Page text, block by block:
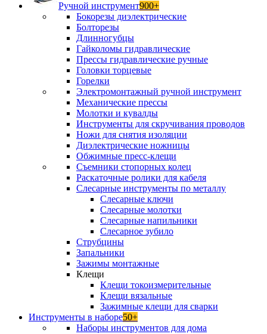
Ручной инструмент900+
Бокорезы диэлектрические
Болторезы
Длинногубцы
Гайколомы гидравлические
Прессы гидравлические ручные
Головки торцевые
Горелки
Электромонтажный ручной инструмент
Механические прессы
Молотки и кувалды
Инструменты для скручивания проводов
Ножи для снятия изоляции
Диэлектрические ножницы
Обжимные пресс-клещи
Съемники стопорных колец
Раскаточные ролики для кабеля
Слесарные инструменты по металлу
Слесарные ключи
Слесарные молотки
Слесарные напильники
Слесарное зубило
Струбцины
Запальники
Зажимы монтажные
Клещи
Клещи токоизмерительные
Клещи вязальные
Зажимные клещи для сварки
Инструменты в наборе50+
Наборы инструментов для дома